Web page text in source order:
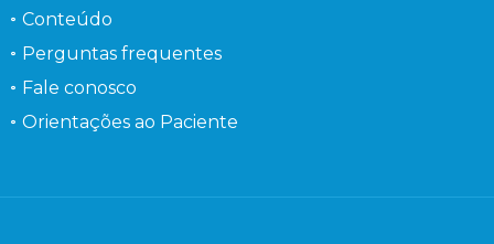
Conteúdo
Perguntas frequentes
Fale conosco
Orientações ao Paciente